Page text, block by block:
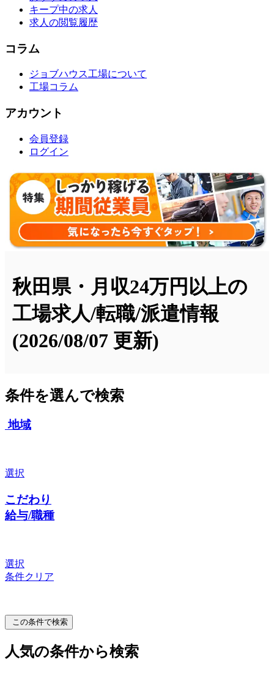
キープ中の求人
求人の閲覧履歴
コラム
ジョブハウス工場について
工場コラム
アカウント
会員登録
ログイン
秋田県・月収24万円以上の
工場求人/転職/派遣情報
(2026/08/07 更新)
条件を選んで検索
地域
選択
こだわり
給与/職種
選択
条件クリア
この条件で検索
人気の条件から検索